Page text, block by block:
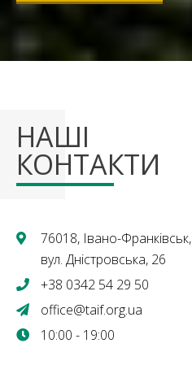
НАШІ
КОНТАКТИ
76018, Івано-Франківськ,
вул. Дністровська, 26
+38 0342 54 29 50
office@taif.org.ua
10:00 - 19:00